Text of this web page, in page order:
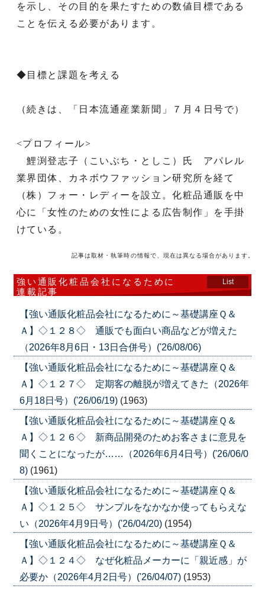
を示し、その目的を果たすための数値目標である
ことを伝える必要があります。
◆目標と課題を考える
（続きは、「日本流通産業新聞」７月４日号で）
<プロフィール>
鯉渕登志子（こいぶち・としこ）氏 アパレル
業界団体、カネボウファッション研究所を経て
（株）フォー・レディーを設立。化粧品通販を中
心に「女性のための女性による広告制作」を手掛
けている。
記事は取材・執筆時の情報で、現在は異なる場合があります。
強い通販化粧品会社になるために
連載記事
List
【強い通販化粧品会社になるために～基礎講座Ｑ＆
Ａ】◇１２８◇ 通販でも面白い商品などが増えた
（2026年8月6日・13日合併号）('26/08/06)
【強い通販化粧品会社になるために～基礎講座Ｑ＆
Ａ】◇１２７◇ 定期客の離脱が増えてきた（2026年
6月18日号）('26/06/19) (1963)
【強い通販化粧品会社になるために～基礎講座Ｑ＆
Ａ】◇１２６◇ 新商品開発のためお客さまに意見を
聞くことになったが……（2026年6月4日号）('26/06/0
8) (1961)
【強い通販化粧品会社になるために～基礎講座Ｑ＆
Ａ】◇１２５◇ サンプルをなかなか使ってもらえな
い（2026年4月9日号）('26/04/20) (1954)
【強い通販化粧品会社になるために～基礎講座Ｑ＆
Ａ】◇１２４◇ なぜ化粧品メーカーに「親近感」が
必要か（2026年4月2日号）('26/04/07) (1953)